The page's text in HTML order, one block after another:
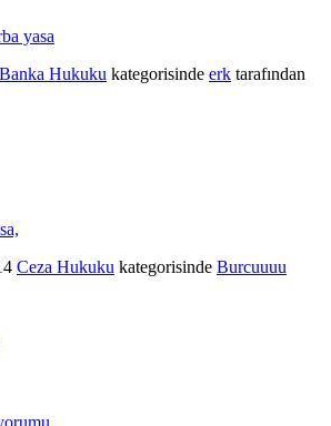
yasa
Banka Hukuku kategorisinde erk tarafından
Ceza Hukuku kategorisinde Burcuuuu